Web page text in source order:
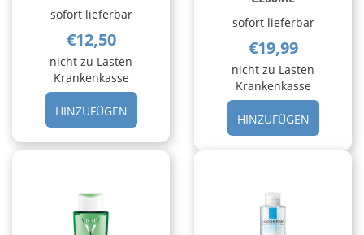
sofort lieferbar
€12,50
nicht zu Lasten
Krankenkasse
HINZUFÜGENHINZUFÜGEN EUC
HYALURON
MASK
sofort lieferbar
€19,99
nicht zu Lasten
Krankenkasse
HINZUFÜGEN
C200ML